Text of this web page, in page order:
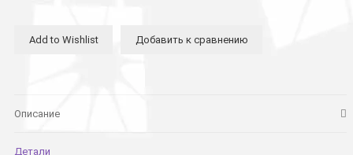
Fantasy
натурально-
Add to Wishlist Добавить к сравнению
Описание
Детали